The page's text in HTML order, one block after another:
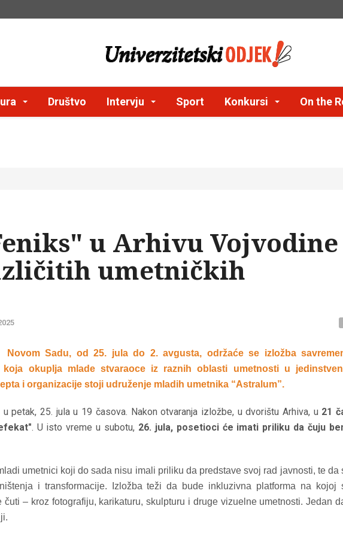
Društvo Intervju Sport Konkursi On the
u Arhivu Vojvodine
umetničkih
Sadu, od 25. jula do 2. avgusta, održaće se izložba
koja okuplja mlade stvaraoce iz raznih oblasti umetnosti u
i organizacije stoji udruženje mladih umetnika “Astralum”.
petak, 25. jula u 19 časova. Nakon otvaranja izložbe, u dvorištu Arhiva, u 21
. U isto vreme u subotu, 26. jula, posetioci će imati priliku da čuju
umetnici koji do sada nisu imali priliku da predstave svoj rad javnosti, te da
i transformacije. Izložba teži da bude inkluzivna platforma na kojoj
čuti – kroz fotografiju, karikaturu, skulpturu i druge vizuelne umetnosti. Jedan